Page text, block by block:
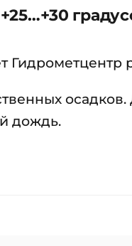
Гидрометцентр
дождь.